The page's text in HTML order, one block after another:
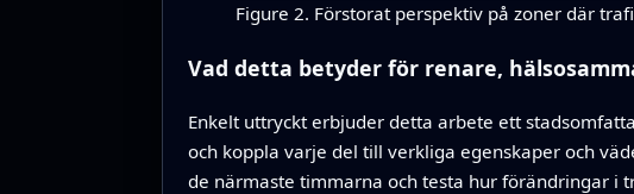
Figure 2. Förstorat perspektiv på zoner där
Vad detta betyder för renare,
Enkelt uttryckt erbjuder detta arbete ett
och koppla varje del till verkliga egenskaper och
de närmaste timmarna och testa hur förändringar i